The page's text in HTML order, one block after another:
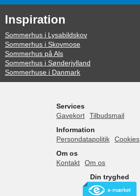
Inspiration
Sommerhus i Lysabildskov
Sommerhus i Skovmose
Sommerhus på Als
Sommerhus i Sønderjylland
Sommerhuse i Danmark
Services
Gavekort
Tilbudsmail
Information
Persondatapolitik
Cookies
Om os
Kontakt
Om os
Din tryghed